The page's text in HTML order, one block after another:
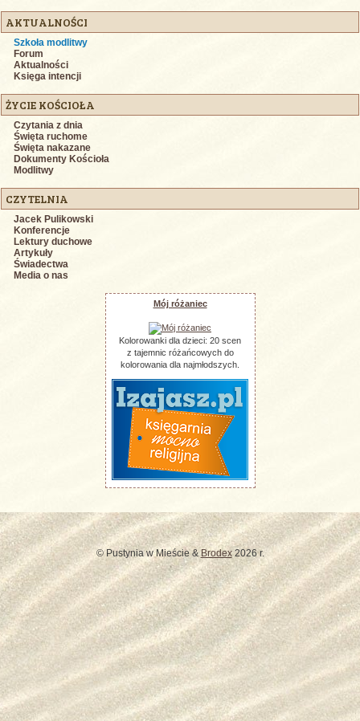
AKTUALNOŚCI
Szkoła modlitwy
Forum
Aktualności
Księga intencji
ŻYCIE KOŚCIOŁA
Czytania z dnia
Święta ruchome
Święta nakazane
Dokumenty Kościoła
Modlitwy
CZYTELNIA
Jacek Pulikowski
Konferencje
Lektury duchowe
Artykuły
Świadectwa
Media o nas
Mój różaniec
Kolorowanki dla dzieci: 20 scen
z tajemnic różańcowych do
kolorowania dla najmłodszych.
© Pustynia w Mieście &Brodex2026 r.